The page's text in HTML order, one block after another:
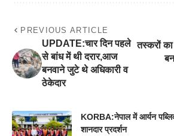
PREVIOUS ARTICLE
UPDATE:चार दिन पहले
से बांध में थी दरार,आज
बनवाने जुटे थे अधिकारी व
ठेकेदार
तस्करों
KORBA:नेपाल में आर्यन
शानदार प्रदर्शन